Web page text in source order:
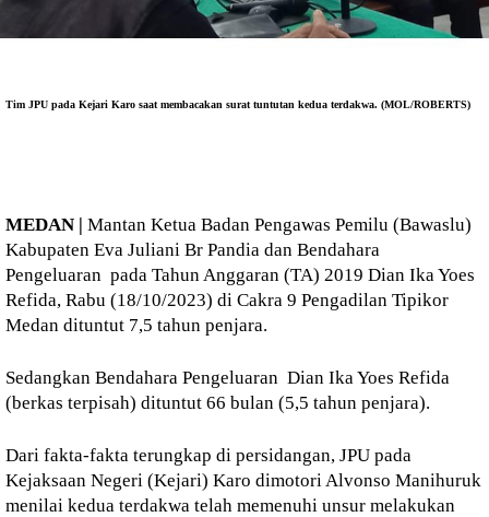
Tim JPU pada Kejari Karo saat membacakan surat tuntutan kedua terdakwa. (MOL/ROBERTS)
MEDAN | Mantan Ketua Badan Pengawas Pemilu (Bawaslu)
Kabupaten Eva Juliani Br Pandia dan Bendahara
Pengeluaran pada Tahun Anggaran (TA) 2019 Dian Ika Yoes
Refida, Rabu (18/10/2023) di Cakra 9 Pengadilan Tipikor
Medan dituntut 7,5 tahun penjara.
Sedangkan Bendahara Pengeluaran Dian Ika Yoes Refida
(berkas terpisah) dituntut 66 bulan (5,5 tahun penjara).
Dari fakta-fakta terungkap di persidangan, JPU pada
Kejaksaan Negeri (Kejari) Karo dimotori Alvonso Manihuruk
menilai kedua terdakwa telah memenuhi unsur melakukan